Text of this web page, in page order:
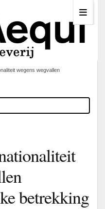
wegens wegvallen
betrekking